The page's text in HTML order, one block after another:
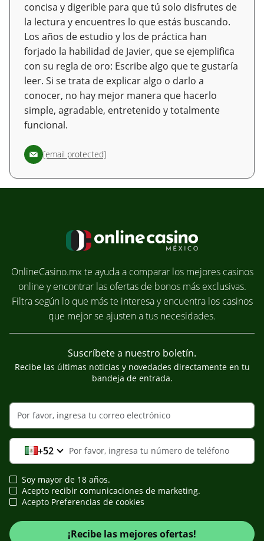
concisa y digerible para que tú solo disfrutes de
la lectura y encuentres lo que estás buscando.
Los años de estudio y los de práctica han
forjado la habilidad de Javier, que se ejemplifica
con su regla de oro: Escribe algo que te gustaría
leer. Si se trata de explicar algo o darlo a
conocer, no hay mejor manera que hacerlo
simple, agradable, entretenido y totalmente
funcional.
[email protected]
OnlineCasino.mx te ayuda a comparar los mejores casinos
online y encontrar las ofertas de bonos más exclusivas.
Filtra según lo que más te interesa y encuentra los casinos
que mejor se ajusten a tus necesidades.
Suscríbete a nuestro boletín.
Recibe las últimas noticias y novedades directamente en tu
bandeja de entrada.
+52
Soy mayor de 18 años.
Acepto recibir comunicaciones de marketing.
Acepto Preferencias de cookies
¡Recibe las mejores ofertas!